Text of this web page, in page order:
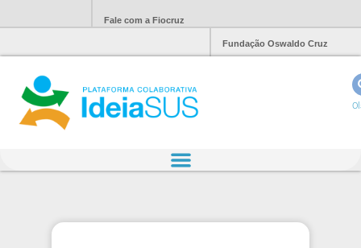
Fale com a Fiocruz
Fundação Oswaldo Cruz